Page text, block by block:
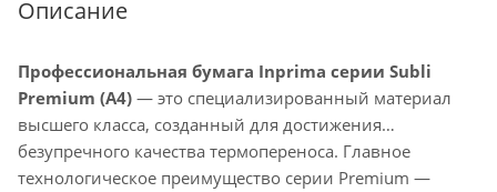
Описание
Профессиональная бумага Inprima серии Subli
Premium (A4) — это специализированный материал
высшего класса, созданный для достижения
безупречного качества термопереноса. Главное
технологическое преимущество серии Premium —